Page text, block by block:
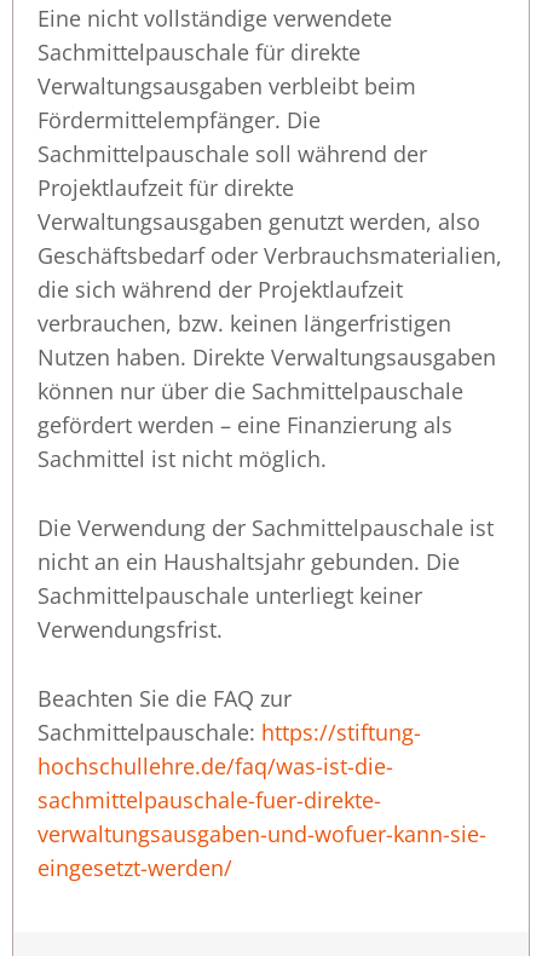
Eine nicht vollständige verwendete
Sachmittelpauschale für direkte
Verwaltungsausgaben verbleibt beim
Fördermittelempfänger. Die
Sachmittelpauschale soll während der
Projektlaufzeit für direkte
Verwaltungsausgaben genutzt werden, also
Geschäftsbedarf oder Verbrauchsmaterialien,
die sich während der Projektlaufzeit
verbrauchen, bzw. keinen längerfristigen
Nutzen haben. Direkte Verwaltungsausgaben
können nur über die Sachmittelpauschale
gefördert werden – eine Finanzierung als
Sachmittel ist nicht möglich.
Die Verwendung der Sachmittelpauschale ist
nicht an ein Haushaltsjahr gebunden. Die
Sachmittelpauschale unterliegt keiner
Verwendungsfrist.
Beachten Sie die FAQ zur
Sachmittelpauschale: https://stiftung-
hochschullehre.de/faq/was-ist-die-
sachmittelpauschale-fuer-direkte-
verwaltungsausgaben-und-wofuer-kann-sie-
eingesetzt-werden/